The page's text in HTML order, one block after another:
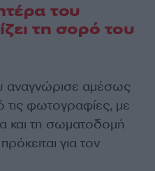
του
τη σορό του
αναγνώρισε αμέσως
τις φωτογραφίες, με
και τη σωματοδομή
πρόκειται για τον